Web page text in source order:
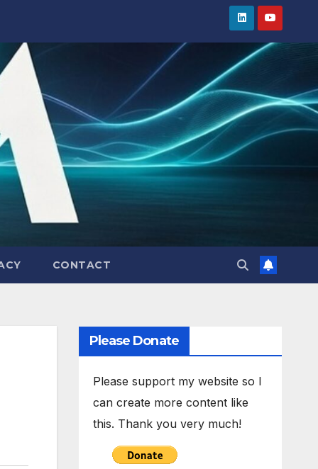
CONTACT
Please Donate
Please support my website so I
can create more content like
this. Thank you very much!